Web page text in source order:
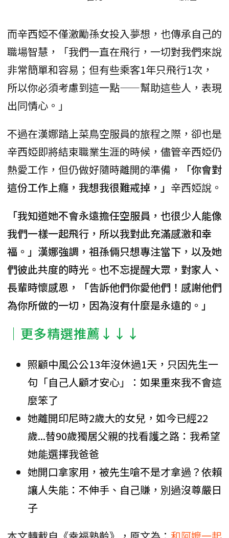
而辛西婭不僅激勵孫女投入夢想，也傳承自己的
職場智慧，「我們一直在飛行，一切對我們來說
非常簡單和容易；但有些乘客1年只飛行1次，
所以你必須考慮到這一點——幫助這些人，表現
出同情心。」
不過在漢娜踏上菜鳥空服員的旅程之際，卻也是
辛西婭即將結束職業生涯的時候，儘管辛西婭仍
熱愛工作，但仍做好隨時離開的準備，
「你會對
這份工作上癮，我想我很難戒掉，」 辛西婭說。
「我知道她不會永遠擔任空服員，也很少人能像
我們一樣一起飛行，所以我對此充滿感激和幸
福。」漢娜強調，祖孫倆只想專注當下，以及她
們彼此共度的時光。也不忘提醒大眾，對家人、
長輩時懷感恩，「告訴他們你愛他們！感謝他們
為你所做的一切，因為沒有什麼是永遠的。」
│更多精選推薦↓↓↓
照顧中風公公13年沒休過1天，只因先生一
句「自己人顧才安心」：如果重來我不會這
麼笨了
她離開印尼時2歲大的女兒，如今已經22
歲...替90歲獨居父親的找看護之路：我希望
她能選擇我爸爸
她開口拿家用，被先生嗆不是才拿過？依賴
讓人失能：不伸手、自己賺，別過沒尊嚴日
子